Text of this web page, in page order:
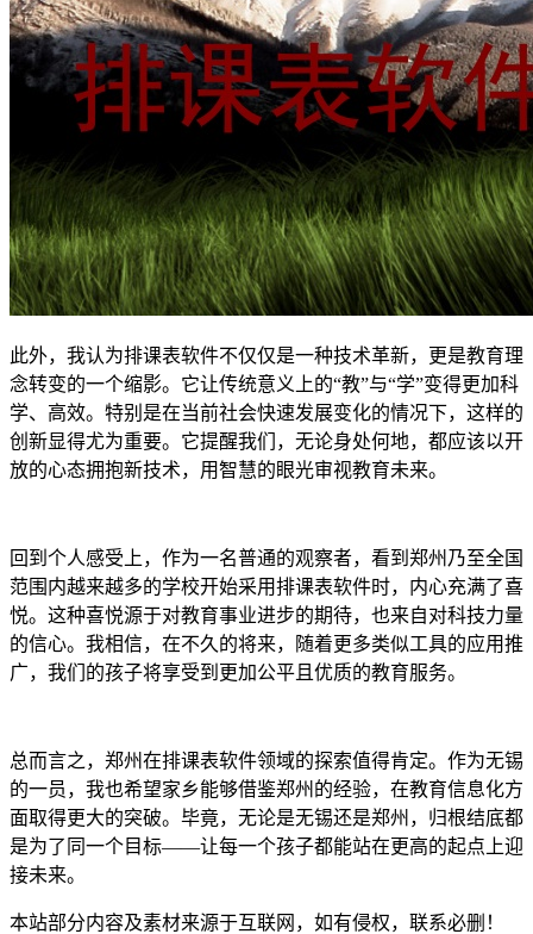
此外，我认为排课表软件不仅仅是一种技术革新，更是教育理
念转变的一个缩影。它让传统意义上的“教”与“学”变得更加科
学、高效。特别是在当前社会快速发展变化的情况下，这样的
创新显得尤为重要。它提醒我们，无论身处何地，都应该以开
放的心态拥抱新技术，用智慧的眼光审视教育未来。
回到个人感受上，作为一名普通的观察者，看到郑州乃至全国
范围内越来越多的学校开始采用排课表软件时，内心充满了喜
悦。这种喜悦源于对教育事业进步的期待，也来自对科技力量
的信心。我相信，在不久的将来，随着更多类似工具的应用推
广，我们的孩子将享受到更加公平且优质的教育服务。
总而言之，郑州在排课表软件领域的探索值得肯定。作为无锡
的一员，我也希望家乡能够借鉴郑州的经验，在教育信息化方
面取得更大的突破。毕竟，无论是无锡还是郑州，归根结底都
是为了同一个目标——让每一个孩子都能站在更高的起点上迎
接未来。
本站部分内容及素材来源于互联网，如有侵权，联系必删！